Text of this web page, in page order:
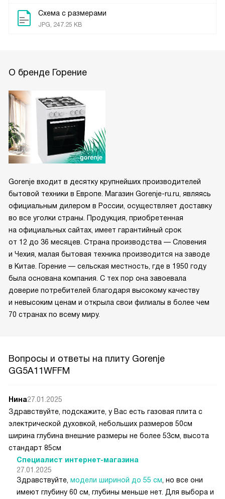
Схема с размерами
JPG, 247.25 KB
О бренде Горение
Gorenje входит в десятку крупнейших производителей
бытовой техники в Европе. Магазин Gorenje-ru.ru, являясь
официальным дилером в России, осуществляет доставку
во все уголки страны. Продукция, приобретенная
на официальных сайтах, имеет гарантийный срок
от 12 до 36 месяцев. Страна производства — Словения
и Чехия, малая бытовая техника производится на заводе
в Китае. Горение — сельская местность, где в 1950 году
была основана компания. С тех пор она завоевала
доверие потребителей благодаря высокому качеству
и невысоким ценам и открыла свои филиалы в более чем
70 странах по всему миру.
Вопросы и ответы на плиту Gorenje
GG5A11WFFM
Нина27.01.2025
Здравствуйте, подскажите, у Вас есть газовая плита с
электрической духовкой, небольших размеров 50см
ширина глубина внешние размеры не более 53см, высота
стандарт 85см
Специалист интернет-магазина
27.01.2025
Здравствуйте, модели шириной до 55 см , но все они
имеют глубину 60 см, глубины меньше нет. Для выбора и